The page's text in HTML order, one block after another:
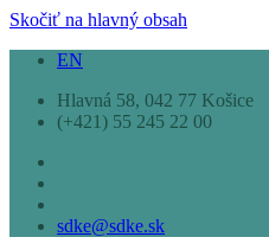
Skočiť na hlavný obsah
EN
Hlavná 58, 042 77 Košice
(+421) 55 245 22 00
sdke@sdke.sk